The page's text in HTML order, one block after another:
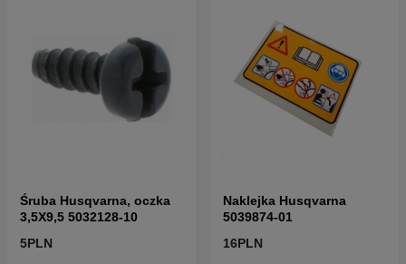
Śruba Husqvarna, oczka
3,5X9,5 5032128-10
5PLN
Naklejka Husqvarna
5039874-01
16PLN